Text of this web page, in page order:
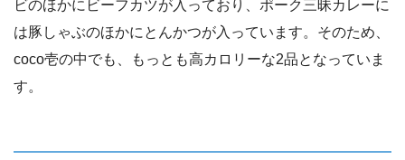
ビのほかにビーフカツが入っており、ポーク三昧カレーに
は豚しゃぶのほかにとんかつが入っています。そのため、
coco壱の中でも、もっとも高カロリーな2品となっていま
す。